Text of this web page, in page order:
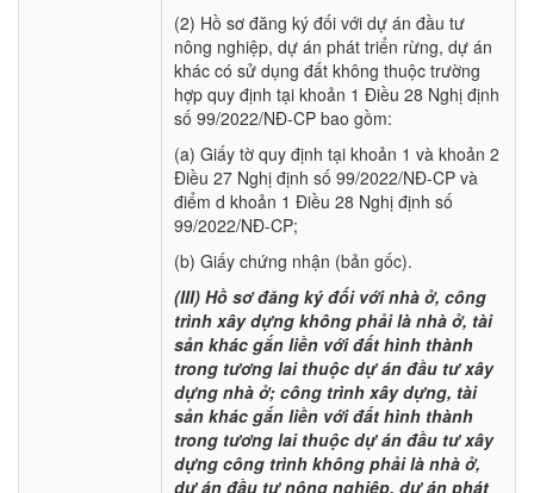
(2) Hồ sơ đăng ký đối với dự án đầu tư
nông nghiệp, dự án phát triển rừng, dự án
khác có sử dụng đất không thuộc trường
hợp quy định tại khoản 1 Điều 28 Nghị định
số 99/2022/NĐ-CP bao gồm:
(a) Giấy tờ quy định tại khoản 1 và khoản 2
Điều 27 Nghị định số 99/2022/NĐ-CP và
điểm d khoản 1 Điều 28 Nghị định số
99/2022/NĐ-CP;
(b) Giấy chứng nhận (bản gốc).
(III) Hồ sơ đăng ký đối với nhà ở, công
trình xây dựng không phải là nhà ở, tài
sản khác gắn liền với đất hình thành
trong tương lai thuộc dự án đầu tư xây
dựng nhà ở; công trình xây dựng, tài
sản khác gắn liền với đất hình thành
trong tương lai thuộc dự án đầu tư xây
dựng công trình không phải là nhà ở,
dự án đầu tư nông nghiệp, dự án phát